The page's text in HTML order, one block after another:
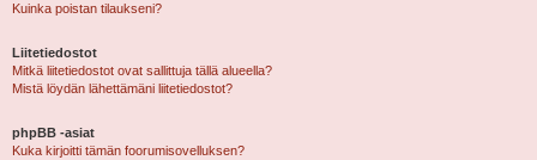
Kuinka poistan tilaukseni?
Liitetiedostot
Mitkä liitetiedostot ovat sallittuja tällä alueella?
Mistä löydän lähettämäni liitetiedostot?
phpBB -asiat
Kuka kirjoitti tämän foorumisovelluksen?